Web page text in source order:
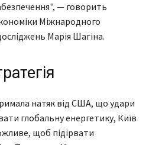
— говорить
Міжнародного
Марія Шагіна.
натяк від США, що удари
глобальну енергетику, Київ
щоб підірвати